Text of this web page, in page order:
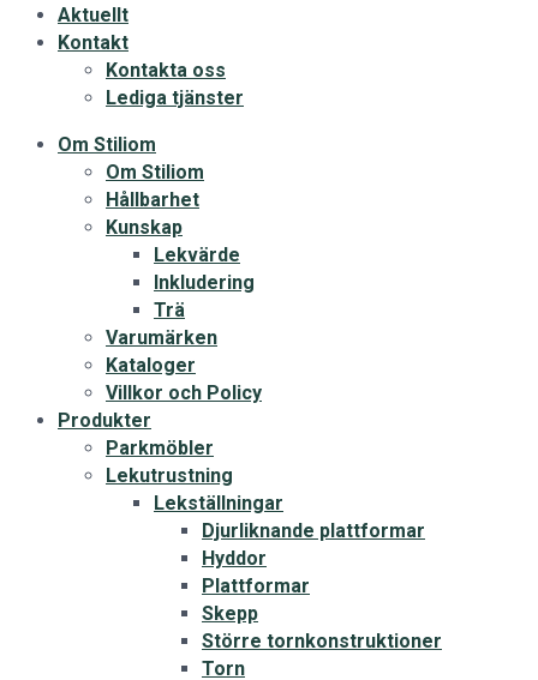
Aktuellt
Kontakt
Kontakta oss
Lediga tjänster
Om Stiliom
Om Stiliom
Hållbarhet
Kunskap
Lekvärde
Inkludering
Trä
Varumärken
Kataloger
Villkor och Policy
Produkter
Parkmöbler
Lekutrustning
Lekställningar
Djurliknande plattformar
Hyddor
Plattformar
Skepp
Större tornkonstruktioner
Torn